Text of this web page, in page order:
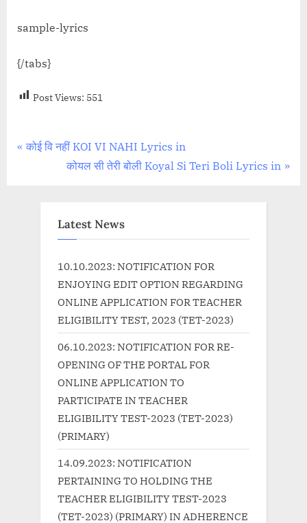
sample-lyrics
{/tabs}
Post Views: 551
Post
P
कोई वि नहीं KOI VI NAHI Lyrics in
N
t
P
o
s
t
:
कोयल सी तेरी बोली Koyal Si Teri Boli Lyrics in
Latest News
10.10.2023: NOTIFICATION FOR
ENJOYING EDIT OPTION REGARDING
ONLINE APPLICATION FOR TEACHER
ELIGIBILITY TEST, 2023 (TET-2023)
06.10.2023: NOTIFICATION FOR RE-
OPENING OF THE PORTAL FOR
ONLINE APPLICATION TO
PARTICIPATE IN TEACHER
ELIGIBILITY TEST-2023 (TET-2023)
(PRIMARY)
14.09.2023: NOTIFICATION
PERTAINING TO HOLDING THE
TEACHER ELIGIBILITY TEST-2023
(TET-2023) (PRIMARY) IN ADHERENCE